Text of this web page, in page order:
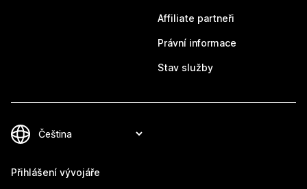
Affiliate partneři
Právní informace
Stav služby
Přihlášení vývojáře